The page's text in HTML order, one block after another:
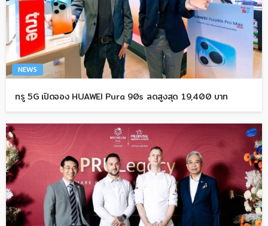
NEWS
ทรู 5G เปิดจอง HUAWEI Pura 90s ลดสูงสุด 19,400 บาท